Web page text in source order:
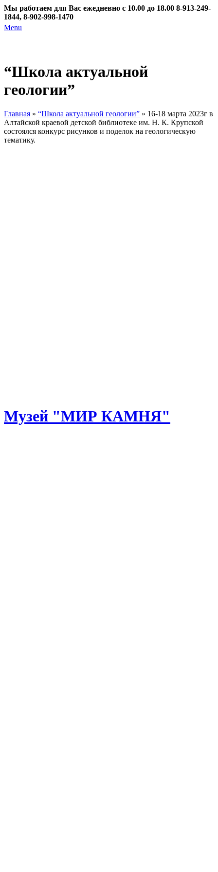
Мы работаем для Вас ежедневно с 10.00 до 18.00 8-913-249-
1844, 8-902-998-1470
Menu
Музей "МИР КАМНЯ"
“Школа актуальной
геологии”
Главная » “Школа актуальной геологии” » 16-18 марта 2023г в
Алтайской краевой детской библиотеке им. Н. К. Крупской
состоялся конкурс рисунков и поделок на геологическую
тематику.